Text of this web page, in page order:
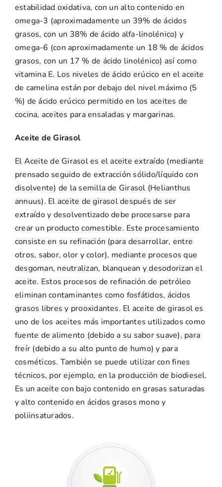
estabilidad oxidativa, con un alto contenido en
omega-3 (aproximadamente un 39% de ácidos
grasos, con un 38% de ácido alfa-linolénico) y
omega-6 (con aproximadamente un 18 % de ácidos
grasos, con un 17 % de ácido linolénico) así como
vitamina E. Los niveles de ácido erúcico en el aceite
de camelina están por debajo del nivel máximo (5
%) de ácido erúcico permitido en los aceites de
cocina, aceites para ensaladas y margarinas.
Aceite de Girasol
El Aceite de Girasol es el aceite extraído (mediante
prensado seguido de extracción sólido/líquido con
disolvente) de la semilla de Girasol (Helianthus
annuus). El aceite de girasol después de ser
extraído y desolventizado debe procesarse para
crear un producto comestible. Este procesamiento
consiste en su refinación (para desarrollar, entre
otros, sabor, olor y color), mediante procesos que
desgoman, neutralizan, blanquean y desodorizan el
aceite. Estos procesos de refinación de petróleo
eliminan contaminantes como fosfátidos, ácidos
grasos libres y prooxidantes. El aceite de girasol es
uno de los aceites más importantes utilizados como
fuente de alimento (debido a su sabor suave), para
freír (debido a su alto punto de humo) y para
cosméticos. También se puede utilizar con fines
técnicos, por ejemplo, en la producción de biodiesel.
Es un aceite con bajo contenido en grasas saturadas
y alto contenido en ácidos grasos mono y
poliinsaturados.